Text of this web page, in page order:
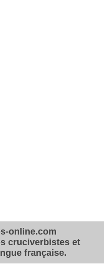
online.com
cruciverbistes et
française.